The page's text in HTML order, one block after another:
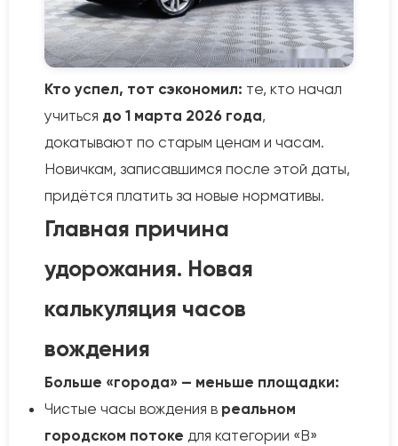
Кто успел, тот сэкономил: те, кто начал
учиться до 1 марта 2026 года,
докатывают по старым ценам и часам.
Новичкам, записавшимся после этой даты,
придётся платить за новые нормативы.
Главная причина
удорожания. Новая
калькуляция часов
вождения
Больше «города» — меньше площадки:
Чистые часы вождения в реальном
городском потоке для категории «В»